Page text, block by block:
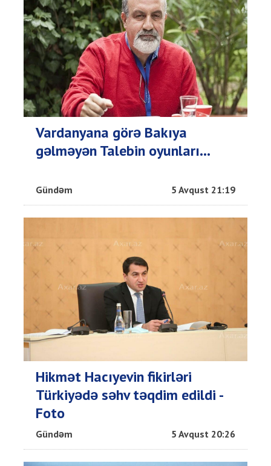
Vardanyana görə Bakıya
gəlməyən Talebin oyunları...
Gündəm 5 Avqust 21:19
Hikmət Hacıyevin fikirləri
Türkiyədə səhv təqdim edildi -
Foto
Gündəm 5 Avqust 20:26